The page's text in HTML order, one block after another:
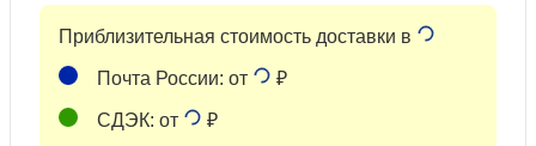
Приблизительная стоимость доставки в
Почта России: от ₽
СДЭК: от ₽